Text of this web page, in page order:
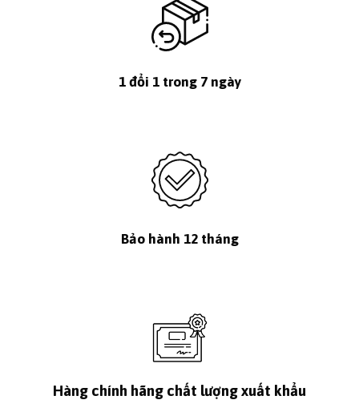
1 đổi 1 trong 7 ngày
Bảo hành 12 tháng
Hàng chính hãng chất lượng xuất khẩu